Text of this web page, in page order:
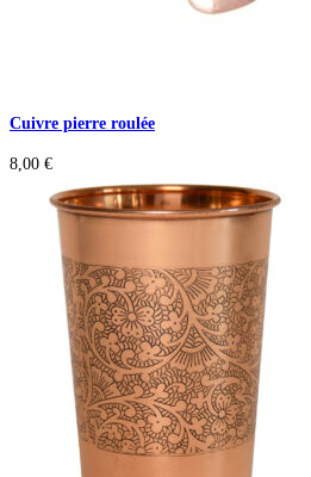
Cuivre pierre roulée
8,00 €